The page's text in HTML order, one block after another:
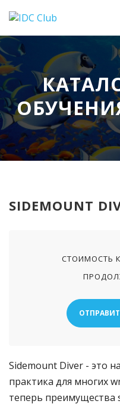
SIDEMOUNT
СТОИМОСТЬ
Sidemount Diver - это
практика для многих
теперь преимущества